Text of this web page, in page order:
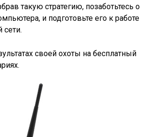
такую стратегию, позаботьтесь о
и подготовьте его к работе
сети.
своей охоты на бесплатный